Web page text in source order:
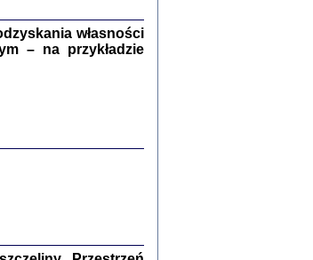
Jan Grabowski
opatrzyłaMarta Janczewska
własności
– na przykładzie